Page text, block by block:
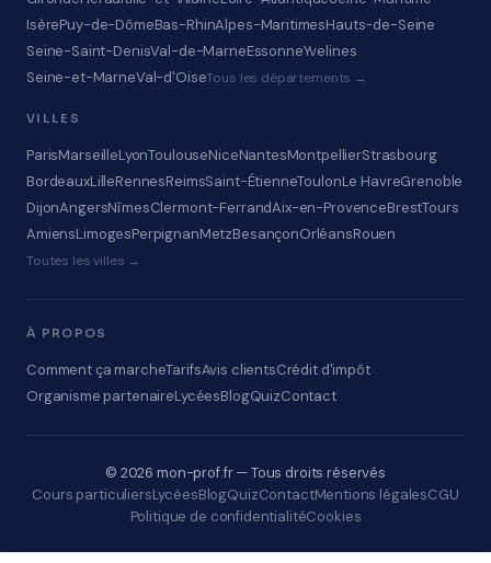
IsèrePuy-de-DômeBas-RhinAlpes-MaritimesHauts-de-Seine
Seine-Saint-DenisVal-de-MarneEssonneYvelines
Seine-et-MarneVal-d'OiseTous les départements →
VILLES
ParisMarseilleLyonToulouseNiceNantesMontpellierStrasbourg
BordeauxLilleRennesReimsSaint-ÉtienneToulonLe HavreGrenoble
DijonAngersNîmesClermont-FerrandAix-en-ProvenceBrestTours
AmiensLimogesPerpignanMetzBesançonOrléansRouen
Toutes les villes →
À PROPOS
Comment ça marcheTarifsAvis clientsCrédit d'impôt
Organisme partenaireLycéesBlogQuizContact
© 2026 mon-prof.fr — Tous droits réservés
Cours particuliersLycéesBlogQuizContactMentions légalesCGU
Politique de confidentialitéCookies